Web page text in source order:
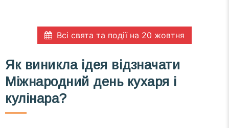
Всі свята та події на 20 жовтня
Як виникла ідея відзначати
Міжнародний день кухаря і
кулінара?